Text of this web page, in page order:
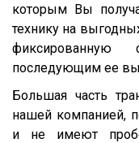
SKO 24
SKO 24/L
SKI
SPR
SW 24
которым Вы
технику на
последующим ее
Большая часть
нашей компанией,
и не имеют